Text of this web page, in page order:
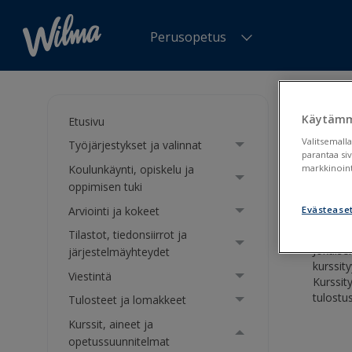
Perusopetus
Etusivu
Työjärjestykset ja valinnat
Koulunkäynti, opiskelu ja
oppimisen tuki
Arviointi ja kokeet
Tilastot, tiedonsiirrot ja
järjestelmäyhteydet
Viestintä
Tulosteet ja lomakkeet
Kurssit, aineet ja
opetussuunnitelmat
parantaa